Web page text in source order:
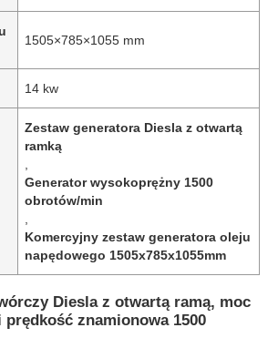
1505×785×1055 mm
14 kw
Zestaw generatora Diesla z otwartą
ramką
Generator wysokoprężny 1500
obrotów/min
Komercyjny zestaw generatora oleju
napędowego 1505x785x1055mm
Diesla z otwartą ramą, moc
prędkość znamionowa 1500